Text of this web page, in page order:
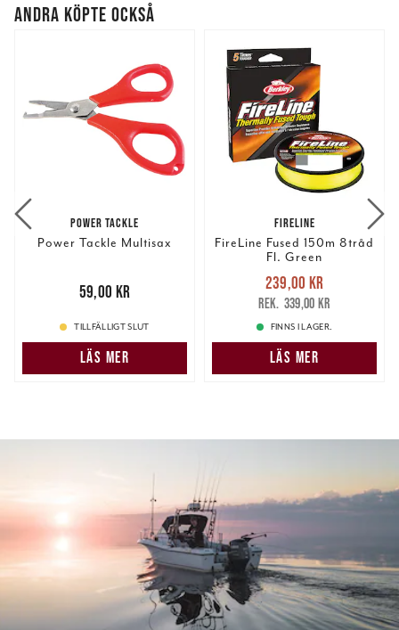
ANDRA KÖPTE OCKSÅ
POWER TACKLE
Power Tackle Multisax
59,00 kr
59,00 kr
TILLFÄLLIGT SLUT
LÄS MER
FIRELINE
FireLine Fused 150m 8tråd
Fl. Green
Nuvarande pris
239,00 krTidigare pris
339,00 kr
239,00 kr
339,00 kr
FINNS I LAGER.
LÄS MER